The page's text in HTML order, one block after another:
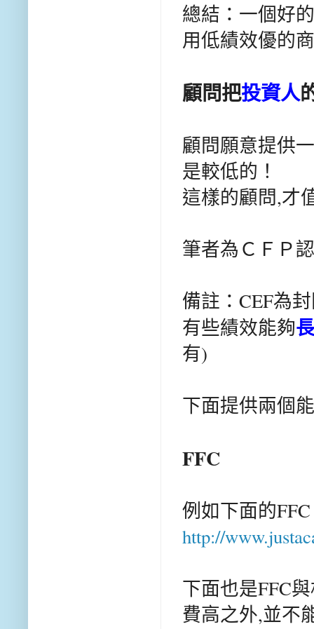
總結：一個好
用低績效優的
顧問把投資人
顧問願意提供
是較低的！
這樣的顧問,才
筆者為ＣＦＰ
備註：CEF為
有些績效能夠
有)
下面提供兩個
FFC
例如下面的
http://
下面也是FFC
費高之外,並不